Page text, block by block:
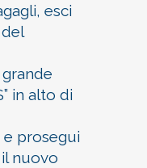
esci
grande
in alto di
e prosegui
nuovo